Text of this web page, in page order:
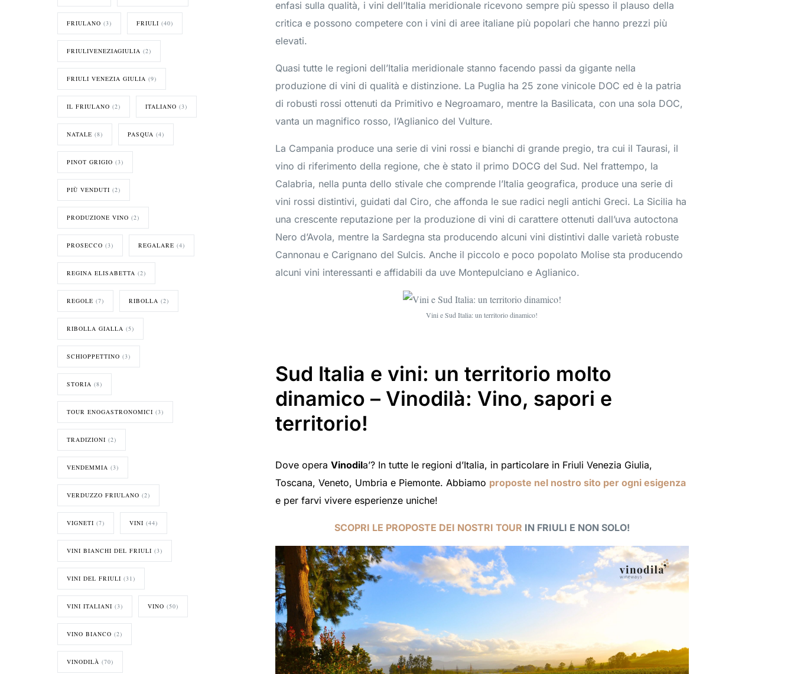
enfasi sulla qualità, i vini dell’Italia meridionale ricevono sempre più spesso il plauso della
critica e possono competere con i vini di aree italiane più popolari che hanno prezzi più
elevati.
Quasi tutte le regioni dell’Italia meridionale stanno facendo passi da gigante nella
produzione di vini di qualità e distinzione. La Puglia ha 25 zone vinicole DOC ed è la patria
di robusti rossi ottenuti da Primitivo e Negroamaro, mentre la Basilicata, con una sola DOC,
vanta un magnifico rosso, l’Aglianico del Vulture.
La Campania produce una serie di vini rossi e bianchi di grande pregio, tra cui il Taurasi, il
vino di riferimento della regione, che è stato il primo DOCG del Sud. Nel frattempo, la
Calabria, nella punta dello stivale che comprende l’Italia geografica, produce una serie di
vini rossi distintivi, guidati dal Ciro, che affonda le sue radici negli antichi Greci. La Sicilia ha
una crescente reputazione per la produzione di vini di carattere ottenuti dall’uva autoctona
Nero d’Avola, mentre la Sardegna sta producendo alcuni vini distintivi dalle varietà robuste
Cannonau e Carignano del Sulcis. Anche il piccolo e poco popolato Molise sta producendo
alcuni vini interessanti e affidabili da uve Montepulciano e Aglianico.
Vini e Sud Italia: un territorio dinamico!
Sud Italia e vini: un territorio molto
dinamico – Vinodilà: Vino, sapori e
territorio!
Dove opera Vinodila’? In tutte le regioni d’Italia, in particolare in Friuli Venezia Giulia,
Toscana, Veneto, Umbria e Piemonte. Abbiamo proposte nel nostro sito per ogni esigenza
e per farvi vivere esperienze uniche!
SCOPRI LE PROPOSTE DEI NOSTRI TOUR IN FRIULI E NON SOLO!
FRIULANO (3) FRIULI (40)
FRIULIVENEZIAGIULIA (2)
FRIULI VENEZIA GIULIA (9)
IL FRIULANO (2) ITALIANO (3)
NATALE (8) PASQUA (4)
PINOT GRIGIO (3)
PIÙ VENDUTI (2)
PRODUZIONE VINO (2)
PROSECCO (3) REGALARE (4)
REGINA ELISABETTA (2)
REGOLE (7) RIBOLLA (2)
RIBOLLA GIALLA (5)
SCHIOPPETTINO (3)
STORIA (8)
TOUR ENOGASTRONOMICI (3)
TRADIZIONI (2)
VENDEMMIA (3)
VERDUZZO FRIULANO (2)
VIGNETI (7) VINI (44)
VINI BIANCHI DEL FRIULI (3)
VINI DEL FRIULI (31)
VINI ITALIANI (3) VINO (50)
VINO BIANCO (2)
VINODILÀ (70)